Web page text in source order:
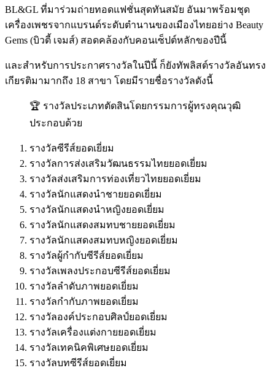
BL&GL ที่มาร่วมถ่ายทอดแฟชั่นสุดทันสมัย อันมาพร้อมชุด
เครื่องเพชรจากแบรนด์ระดับตำนานของเมืองไทยอย่าง Beauty
Gems (บิวตี้ เจมส์) สอดคล้องกับคอนเซ็ปต์หลักของปีนี้
และสำหรับการประกาศรางวัลในปีนี้ ก็ยังทัพลิสต์รางวัลอันทรง
เกียรติมามากถึง 18 สาขา โดยมีรายชื่อรางวัลดังนี้
🏆 รางวัลประเภทตัดสินโดยกรรมการผู้ทรงคุณวุฒิ
ประกอบด้วย
รางวัลซีรีส์ยอดเยี่ยม
รางวัลการส่งเสริมวัฒนธรรมไทยยอดเยี่ยม
รางวัลส่งเสริมการท่องเที่ยวไทยยอดเยี่ยม
รางวัลนักแสดงนำชายยอดเยี่ยม
รางวัลนักแสดงนำหญิงยอดเยี่ยม
รางวัลนักแสดงสมทบชายยอดเยี่ยม
รางวัลนักแสดงสมทบหญิงยอดเยี่ยม
รางวัลผู้กำกับซีรีส์ยอดเยี่ยม
รางวัลเพลงประกอบซีรีส์ยอดเยี่ยม
รางวัลลำดับภาพยอดเยี่ยม
รางวัลกำกับภาพยอดเยี่ยม
รางวัลองค์ประกอบศิลป์ยอดเยี่ยม
รางวัลเครื่องแต่งกายยอดเยี่ยม
รางวัลเทคนิคพิเศษยอดเยี่ยม
รางวัลบทซีรีส์ยอดเยี่ยม